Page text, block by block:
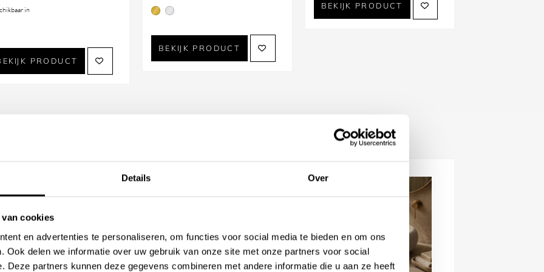
Details Over
van cookies
en advertenties te personaliseren, om functies voor social media te bieden en om ons
Ook delen we informatie over uw gebruik van onze site met onze partners voor social
Deze partners kunnen deze gegevens combineren met andere informatie die u aan ze heeft
vakwerk en tijdloze
en met de hand
die het karakter van
authentieke uitstraling en
stijlen.
Meubelgreep
en heldere uitstraling.
in
PRODUCT
1.415,70.
1.274,13.
BEKIJK PRODUCT
was:
is:
BEKIJK PRODUCT